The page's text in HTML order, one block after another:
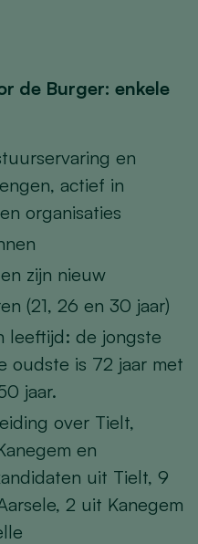
de Burger: enkele
en
actief in
organisaties
zijn nieuw
(21, 26 en 30 jaar)
leeftijd: de jongste
oudste is 72 jaar met
jaar.
over Tielt,
en
uit Tielt, 9
2 uit Kanegem